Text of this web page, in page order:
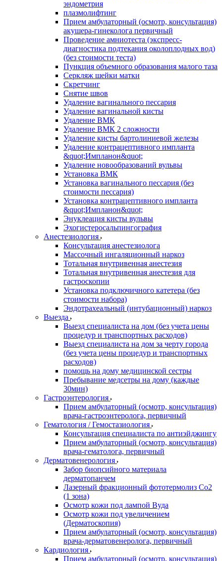
эндометрия
плазмолифтинг
Прием амбулаторный (осмотр, консультация)
акушера-гинеколога первичный
Проведение амниотеста (экспресс-
диагностика подтекания околоплодных вод)
(без стоимости теста)
Пункция объемного образования малого таза
Серкляж шейки матки
Скретчинг
Снятие швов
Удаление вагинального пессария
Удаление вагинальной кисты
Удаление ВМК
Удаление ВМК 2 сложности
Удаление кисты бартолиниевой железы
Удаление контрацептивного импланта
&quot;Импланон&quot;
Удаление новообразований вульвы
Установка ВМК
Установка вагинального пессария (без
стоимости пессария)
Установка контрацептивного импланта
&quot;Импланон&quot;
Энуклеация кисты вульвы
Эхогистеросальпингография
Анестезиология
Консультация анестезиолога
Массочный ингаляционный наркоз
Тотальная внутривенная анестезия
Тотальная внутривенная анестезия для
гастроскопии
Установка подключичного катетера (без
стоимости набора)
Эндотрахеальный (интубационный) наркоз
Выезда
Выезд специалиста на дом (без учета цены
процедур и транспортных расходов)
Выезд специалиста на дом за черту города
(без учета цены процедур и транспортных
расходов)
помощь на дому медицинской сестры
Пребывание медсетры на дому (каждые
30мин)
Гастроэнтерология
Прием амбулаторный (осмотр, консультация)
врача-гастроэнтеролога, первичный
Гематология / Гемостазиология
Консультация специалиста по антиэйджингу
Прием амбулаторный (осмотр, консультация)
врача-гематолога, первичный
Дерматовенерология
Забор биопсийного материала
дерматопанчем
Лазерный фракционный фототермолиз Со2
(1 зона)
Осмотр кожи под лампой Вуда
Осмотр кожи под увеличением
(Дерматоскопия)
Прием амбулаторный (осмотр, консультация)
врача-дерматовенеролога, первичный
Кардиология
Прием амбулаторный (осмотр, консультация)